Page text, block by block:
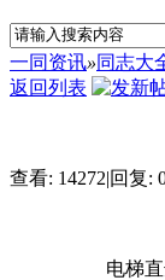
一同资讯»同志大
返回列表
查看: 14272|回复:
电梯